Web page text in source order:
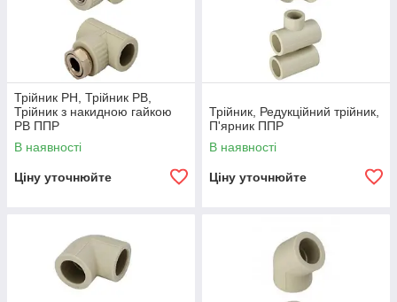
Трійник РН, Трійник РВ,
Трійник з накидною гайкою
РВ ППР
В наявності
Ціну уточнюйте
Трійник, Редукційний трійник,
П'ярник ППР
В наявності
Ціну уточнюйте